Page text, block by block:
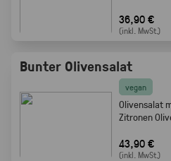
Mezze oder
36,90 €
(inkl. MwSt.)
Bunter Olivensalat
vegan
Olivensalat
Zitronen
43,90 €
(inkl. MwSt.)